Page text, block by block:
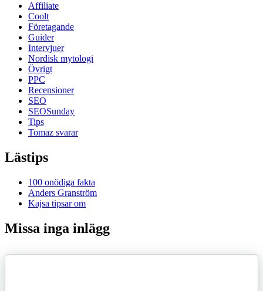
Affiliate
Coolt
Företagande
Guider
Intervjuer
Nordisk mytologi
Övrigt
PPC
Recensioner
SEO
SEOSunday
Tips
Tomaz svarar
Lästips
100 onödiga fakta
Anders Granström
Kajsa tipsar om
Missa inga inlägg